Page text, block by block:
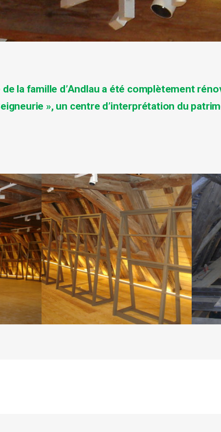
de la famille d’Andlau a été complètement
», un centre d’interprétation du